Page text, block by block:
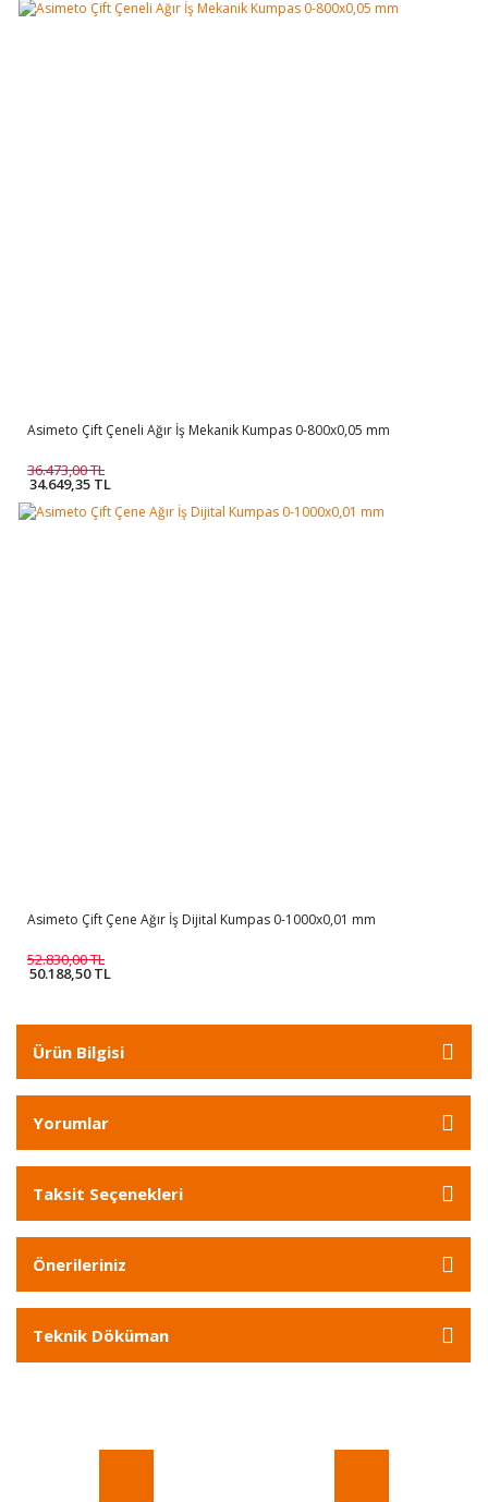
Asimeto Çift Çeneli Ağır İş Mekanik Kumpas 0-800x0,05 mm
36.473,00 TL
34.649,35 TL
Asimeto Çift Çene Ağır İş Dijital Kumpas 0-1000x0,01 mm
52.830,00 TL
50.188,50 TL
Ürün Bilgisi
Yorumlar
Taksit Seçenekleri
Önerileriniz
Teknik Döküman